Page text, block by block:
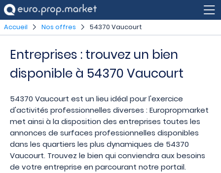
Accueil Nos offres 54370 Vaucourt
Entreprises : trouvez un bien
disponible à 54370 Vaucourt
54370 Vaucourt est un lieu idéal pour l'exercice
d'activités professionnelles diverses : Europropmarket
met ainsi à la disposition des entreprises toutes les
annonces de surfaces professionnelles disponibles
dans les quartiers les plus dynamiques de 54370
Vaucourt. Trouvez le bien qui conviendra aux besoins
de votre entreprise en parcourant notre portail.